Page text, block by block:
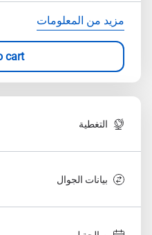
مزيد من المعلومات
cart
التغطية
بيانات الجوال